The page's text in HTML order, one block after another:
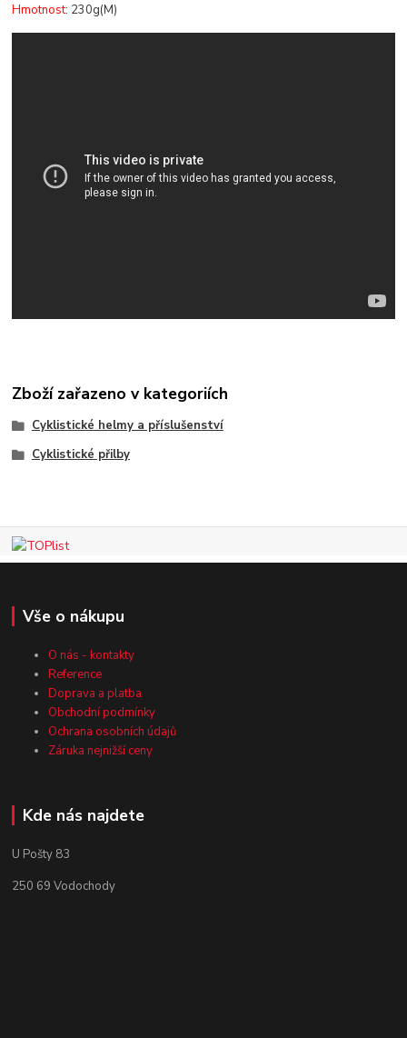
Hmotnost: 230g(M)
Zboží zařazeno v kategoriích
Cyklistické helmy a příslušenství
Cyklistické přilby
Vše o nákupu
O nás - kontakty
Reference
Doprava a platba
Obchodní podmínky
Ochrana osobních údajů
Záruka nejnižší ceny
Kde nás najdete
U Pošty 83
250 69 Vodochody